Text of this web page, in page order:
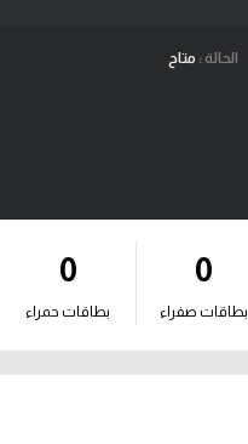
الحالة : متاح
0
بطاقات صفراء
0
بطاقات حمراء